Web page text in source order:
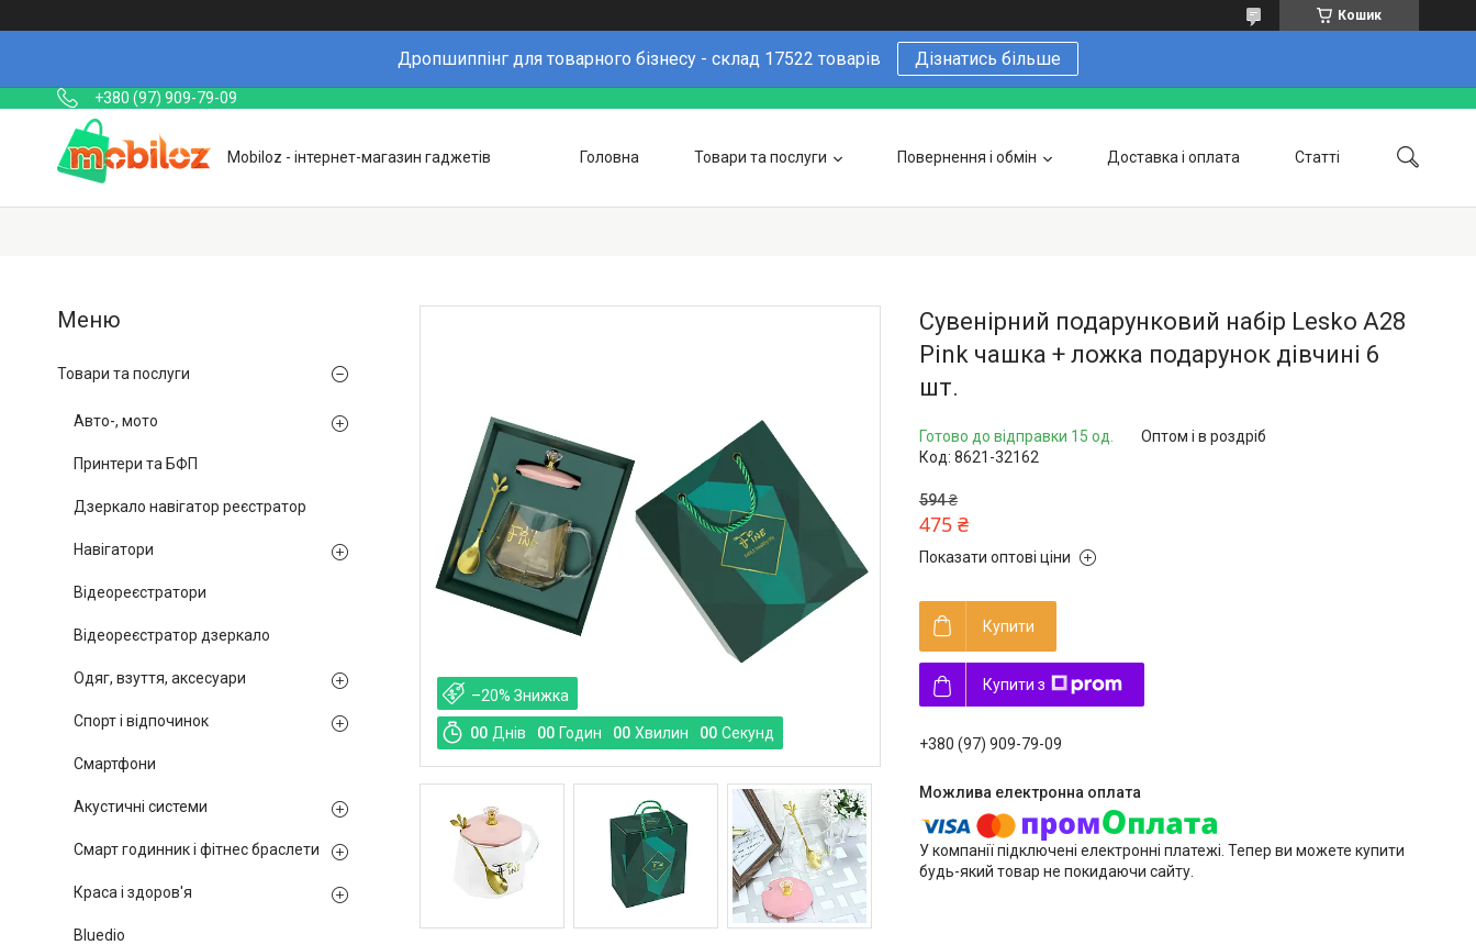
Кошик
Дропшиппінг для товарного бізнесу - склад 17522 товарів Дізнатись більше
+380 (97) 909-79-09
Mobiloz - інтернет-магазин гаджетів Головна Товари та послуги Повернення і обмін Доставка і оплата Статті
Оптовим покупцям Напишіть нам в Telegram Фотогалерея
–20%
00 Днів 00 Годин 00 Хвилин 00 Секунд
Сувенірний подарунковий набір Lesko A28
Pink чашка + ложка подарунок дівчині 6
шт.
Готово до відправки 15 од.
Оптом і в роздріб
Код: 8621-32162
594 ₴
475 ₴
Показати оптові ціни
Купити
Купити з
+380 (97) 909-79-09
У компанії підключені електронні платежі. Тепер ви можете купити
будь-який товар не покидаючи сайту.
Товари та послуги
Авто-, мото
Принтери та БФП
Дзеркало навігатор реєстратор
Навігатори
Відеореєстратори
Відеореєстратор дзеркало
Одяг, взуття, аксесуари
Спорт і відпочинок
Смартфони
Акустичні системи
Смарт годинник і фітнес браслети
Краса і здоров'я
Bluedio